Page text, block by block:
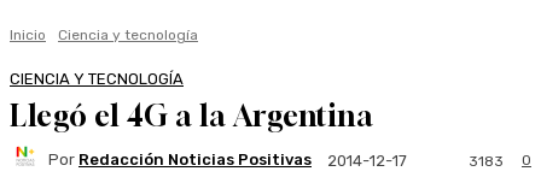
Inicio Ciencia y tecnología
CIENCIA Y TECNOLOGÍA
Llegó el 4G a la Argentina
Por Redacción Noticias Positivas 2014-12-17 0
3183